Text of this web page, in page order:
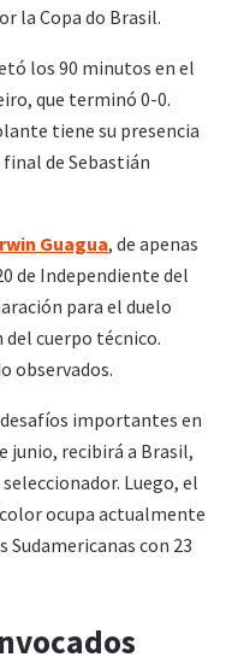
la Copa do Brasil.
los 90 minutos en el
que terminó 0-0.
tiene su presencia
de Sebastián
Guagua, de apenas
de Independiente del
para el duelo
cuerpo técnico.
observados.
importantes en
junio, recibirá a Brasil,
Luego, el
ocupa actualmente
con 23